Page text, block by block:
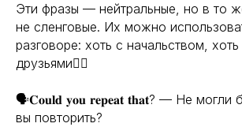
Эти фразы — нейтральные, но в то
не сленговые. Их можно
разговоре: хоть с начальством,
друзьями👍🏼
🗣️𝐂𝐨𝐮𝐥𝐝 𝐲𝐨𝐮 𝐫𝐞𝐩𝐞𝐚𝐭 𝐭𝐡𝐚𝐭? — Не могли
вы повторить?